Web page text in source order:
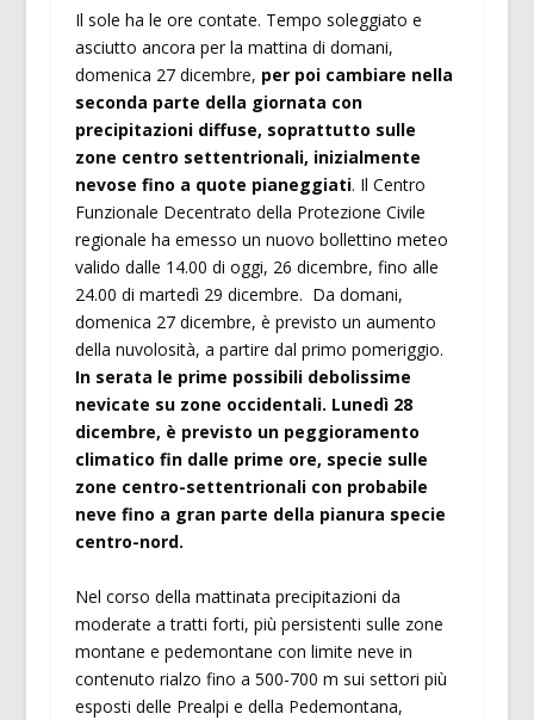
Il sole ha le ore contate. Tempo soleggiato e
asciutto ancora per la mattina di domani,
domenica 27 dicembre, per poi cambiare nella
seconda parte della giornata con
precipitazioni diffuse, soprattutto sulle
zone centro settentrionali, inizialmente
nevose fino a quote pianeggiati. Il Centro
Funzionale Decentrato della Protezione Civile
regionale ha emesso un nuovo bollettino meteo
valido dalle 14.00 di oggi, 26 dicembre, fino alle
24.00 di martedì 29 dicembre. Da domani,
domenica 27 dicembre, è previsto un aumento
della nuvolosità, a partire dal primo pomeriggio.
In serata le prime possibili debolissime
nevicate su zone occidentali. Lunedì 28
dicembre, è previsto un peggioramento
climatico fin dalle prime ore, specie sulle
zone centro-settentrionali con probabile
neve fino a gran parte della pianura specie
centro-nord.
Nel corso della mattinata precipitazioni da
moderate a tratti forti, più persistenti sulle zone
montane e pedemontane con limite neve in
contenuto rialzo fino a 500-700 m sui settori più
esposti delle Prealpi e della Pedemontana,